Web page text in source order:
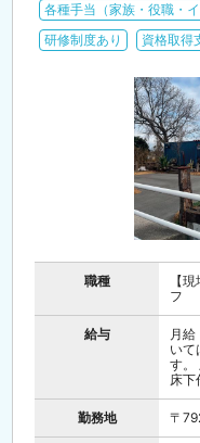
各種手当（家族・役職・
研修制度あり
資格取得
職種
【
フ
給与
月
いて
す。
床
勤務地 〒